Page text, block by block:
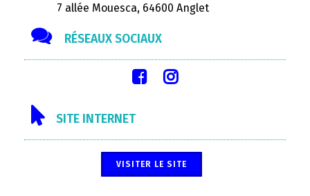
7 allée Mouesca, 64600 Anglet
RÉSEAUX SOCIAUX
SITE INTERNET
VISITER LE SITE